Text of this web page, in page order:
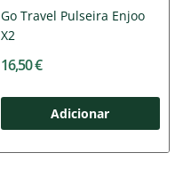
Go Travel Pulseira Enjoo
X2
16,50 €
Adicionar